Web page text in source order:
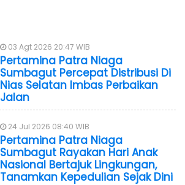
03 Agt 2026 20:47 WIB
Pertamina Patra Niaga
Sumbagut Percepat Distribusi Di
Nias Selatan Imbas Perbaikan
Jalan
24 Jul 2026 08:40 WIB
Pertamina Patra Niaga
Sumbagut Rayakan Hari Anak
Nasional Bertajuk Lingkungan,
Tanamkan Kepedulian Sejak Dini